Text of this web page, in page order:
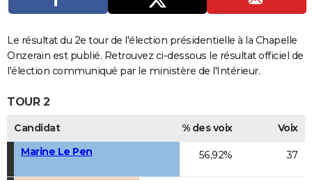
S'inscrire
Se connecter
Lycées
Collèges
Primaires
Universités
Entreprises
Service militaire
Avis de recherche
AVIS DE DÉCÈS
Bricolage
Lifestyle
Culture
Sport
Auto
Television
Voyage
Cinema
Le résultat du 2e tour de l'élection présidentielle à la Chapelle
Onzerain est publié. Retrouvez ci-dessous le résultat officiel de
l'élection communiqué par le ministère de l'Intérieur.
TOUR 2
Candidat % des voix
Voix
Marine Le Pen
56,92% 37